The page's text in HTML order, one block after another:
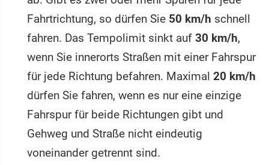
Fahrtrichtung, so dürfen Sie 50 km/h schnell
fahren. Das Tempolimit sinkt auf 30 km/h,
wenn Sie innerorts Straßen mit einer Fahrspur
für jede Richtung befahren. Maximal 20 km/h
dürfen Sie fahren, wenn es nur eine einzige
Fahrspur für beide Richtungen gibt und
Gehweg und Straße nicht eindeutig
voneinander getrennt sind.